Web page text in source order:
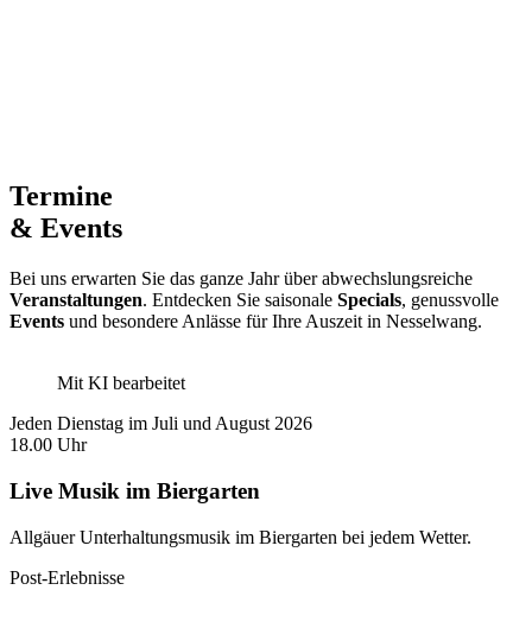
Termine
& Events
Bei uns erwarten Sie das ganze Jahr über abwechslungsreiche
Veranstaltungen. Entdecken Sie saisonale Specials, genussvolle
Events und besondere Anlässe für Ihre Auszeit in Nesselwang.
Mit KI bearbeitet
Jeden Dienstag im Juli und August 2026
18.00 Uhr
Live Musik im Biergarten
Allgäuer Unterhaltungsmusik im Biergarten bei jedem Wetter.
Post-Erlebnisse